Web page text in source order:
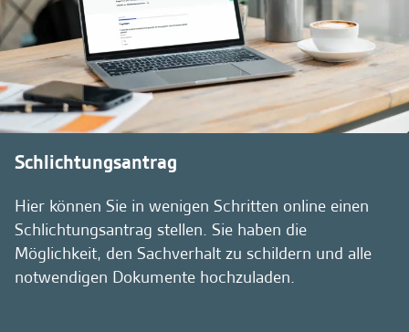
Schlichtungsantrag
Hier können Sie in wenigen Schritten online einen
Schlichtungsantrag stellen. Sie haben die
Möglichkeit, den Sachverhalt zu schildern und alle
notwendigen Dokumente hochzuladen.